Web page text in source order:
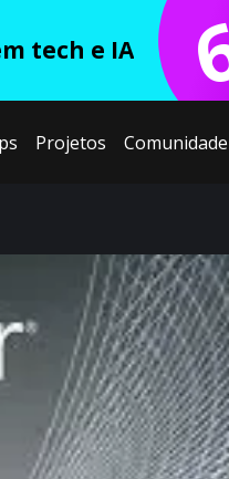
tech e IA
Projetos Comunidade